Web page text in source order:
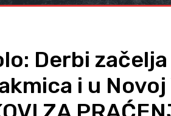
Derbi začelja
i u Novoj